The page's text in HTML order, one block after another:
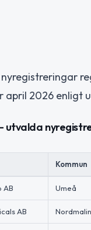
nyregistreringar
april 2026 enligt
utvalda
Kommun
AB Umeå
AB